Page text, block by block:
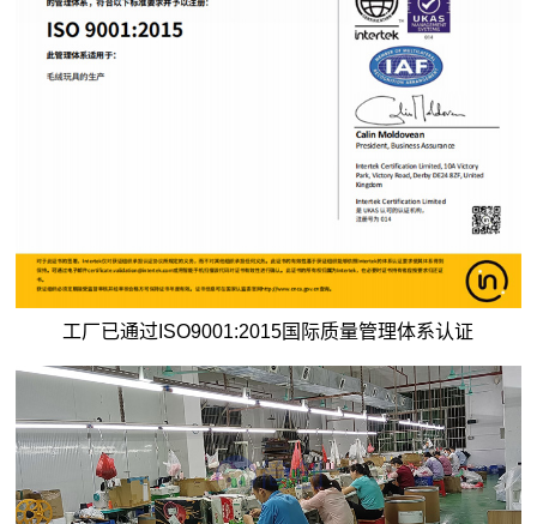
工厂已通过ISO9001:2015国际质量管理体系认证